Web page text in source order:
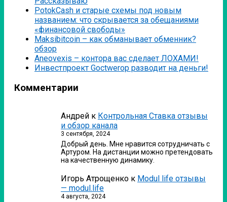
PotokCash и старые схемы под новым
названием: что скрывается за обещаниями
«финансовой свободы»
Мaksibitcoin – как обманывает обменник?
обзор
Аneovexis – контора вас сделает ЛОХАМИ!
Инвестпроект Goctwerop разводит на деньги!
Комментарии
Андрей к Контрольная Ставка отзывы
и обзор канала
3 сентября, 2024
Добрый день. Мне нравится сотрудничать с
Артуром. На дистанции можно претендовать
на качественную динамику.
Игорь Атрощенко к Modul life отзывы
— modul.life
4 августа, 2024